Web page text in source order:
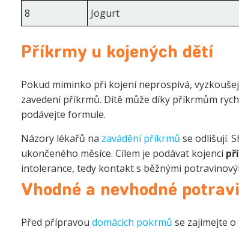
8
Jogurt
Příkrmy u kojených dětí
Pokud miminko při kojení neprospívá,
zavedení příkrmů. Dítě může díky příkrmům
podávejte formule.
Názory lékařů na zavádění příkrmů se odlišují.
ukončeného měsíce. Cílem je podávat kojenci
intolerance, tedy kontakt s běžnými
Vhodné a nevhodné
Před přípravou domácích pokrmů se zajímejte o